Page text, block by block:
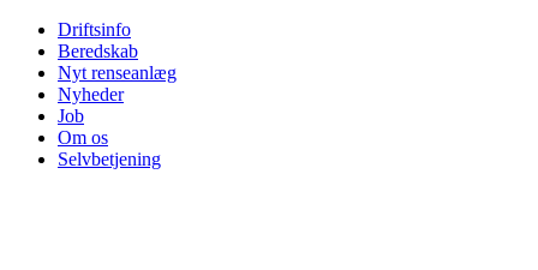
Driftsinfo
Beredskab
Nyt renseanlæg
Nyheder
Job
Om os
Selvbetjening